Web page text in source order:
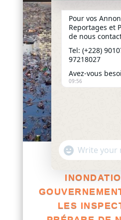
TOGO /
LES
Pour vos
Reportages et
de nous
Tel: (+228)
97218027
Avez-vous
09:56
WhatsApp